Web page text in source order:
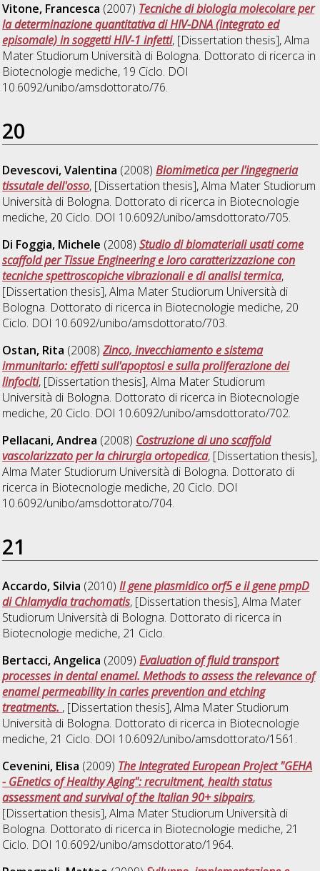
Vitone, Francesca (2007) Tecniche di biologia molecolare per
la determinazione quantitativa di HIV-DNA (integrato ed
episomale) in soggetti HIV-1 infetti, [Dissertation thesis], Alma
Mater Studiorum Università di Bologna. Dottorato di ricerca in
Biotecnologie mediche, 19 Ciclo. DOI
10.6092/unibo/amsdottorato/76.
20
Devescovi, Valentina (2008)Biomimetica per l'ingegneria
tissutale dell'osso, [Dissertation thesis], Alma Mater Studiorum
Università di Bologna. Dottorato di ricerca in Biotecnologie
mediche, 20 Ciclo. DOI 10.6092/unibo/amsdottorato/705.
Di Foggia, Michele (2008)Studio di biomateriali usati come
scaffold per Tissue Engineering e loro caratterizzazione con
tecniche spettroscopiche vibrazionali e di analisi termica,
[Dissertation thesis], Alma Mater Studiorum Università di
Bologna. Dottorato di ricerca in Biotecnologie mediche, 20
Ciclo. DOI 10.6092/unibo/amsdottorato/703.
Ostan, Rita (2008)Zinco, invecchiamento e sistema
immunitario: effetti sull'apoptosi e sulla proliferazione dei
linfociti, [Dissertation thesis], Alma Mater Studiorum
Università di Bologna. Dottorato di ricerca in Biotecnologie
mediche, 20 Ciclo. DOI 10.6092/unibo/amsdottorato/702.
Pellacani, Andrea (2008) Costruzione di uno scaffold
vascolarizzato per la chirurgia ortopedica, [Dissertation thesis],
Alma Mater Studiorum Università di Bologna. Dottorato di
ricerca in Biotecnologie mediche, 20 Ciclo. DOI
10.6092/unibo/amsdottorato/704.
21
Accardo, Silvia (2010)Il gene plasmidico orf5 e il gene pmpD
di Chlamydia trachomatis, [Dissertation thesis], Alma Mater
Studiorum Università di Bologna. Dottorato di ricerca in
Biotecnologie mediche, 21 Ciclo.
Bertacci, Angelica (2009)Evaluation of fluid transport
processes in dental enamel. Methods to assess the relevance of
enamel permeability in caries prevention and etching
treatments. , [Dissertation thesis], Alma Mater Studiorum
Università di Bologna. Dottorato di ricerca in Biotecnologie
mediche, 21 Ciclo. DOI 10.6092/unibo/amsdottorato/1561.
Cevenini, Elisa (2009) The Integrated European Project "GEHA
- GEnetics of Healthy Aging": recruitment, health status
assessment and survival of the Italian 90+ sibpairs,
[Dissertation thesis], Alma Mater Studiorum Università di
Bologna. Dottorato di ricerca in Biotecnologie mediche, 21
Ciclo. DOI 10.6092/unibo/amsdottorato/1964.